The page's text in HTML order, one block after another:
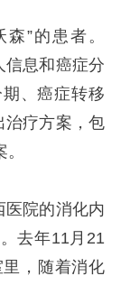
”的患者。
信息和癌症分
、癌症转移
治疗方案，包
医院的消化内
去年11月21
，随着消化